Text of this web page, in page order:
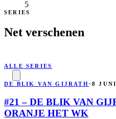
5
SERIES
Net verschenen
ALLE SERIES
DE BLIK VAN GIJRATH ·8
#21 – DE BLIK VAN
ORANJE HET WK